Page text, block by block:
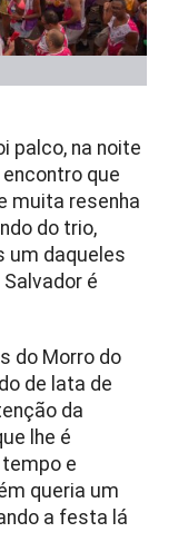
palco, na noite
que
muita resenha
do trio,
um daqueles
é
do Morro do
de lata de
da
lhe é
e
queria um
a festa lá